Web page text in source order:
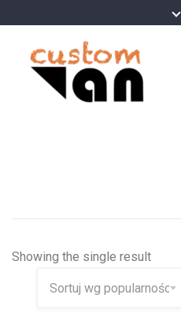
Showing the single result